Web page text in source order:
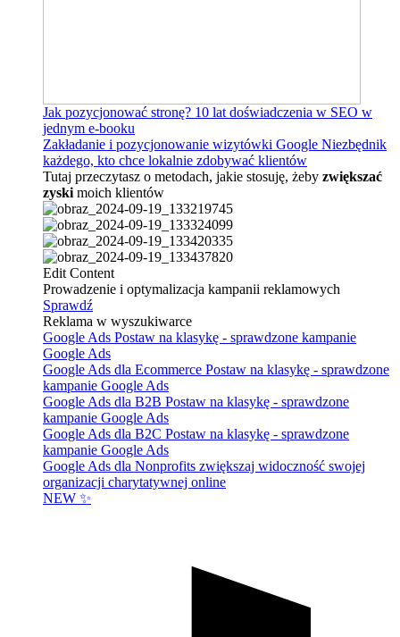
Jak pozycjonować stronę? 10 lat doświadczenia w SEO w
jednym e-booku
Zakładanie i pozycjonowanie wizytówki Google Niezbędnik
każdego, kto chce lokalnie zdobywać klientów
Tutaj przeczytasz o metodach, jakie stosuję, żeby zwiększać
zyski moich klientów
Edit Content
Prowadzenie i optymalizacja kampanii reklamowych
Sprawdź
Reklama w wyszukiwarce
Google Ads Postaw na klasykę - sprawdzone kampanie
Google Ads
Google Ads dla Ecommerce Postaw na klasykę - sprawdzone
kampanie Google Ads
Google Ads dla B2B Postaw na klasykę - sprawdzone
kampanie Google Ads
Google Ads dla B2C Postaw na klasykę - sprawdzone
kampanie Google Ads
Google Ads dla Nonprofits zwiększaj widoczność swojej
organizacji charytatywnej online
NEW ✨